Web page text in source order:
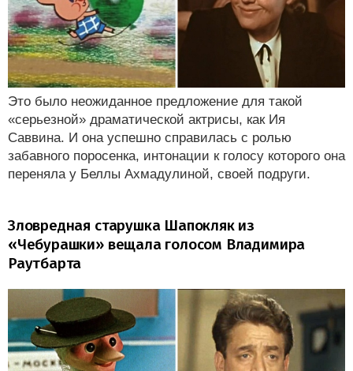
Это было неожиданное предложение для такой
«серьезной» драматической актрисы, как Ия
Саввина. И она успешно справилась с ролью
забавного поросенка, интонации к голосу которого она
переняла у Беллы Ахмадулиной, своей подруги.
Зловредная старушка Шапокляк из
«Чебурашки» вещала голосом Владимира
Раутбарта